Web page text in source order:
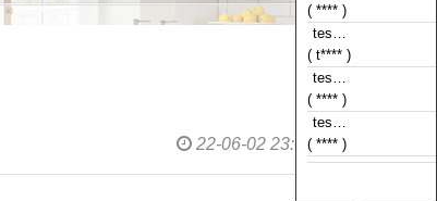
22-06-02 23:00
( **** )
tes…
( t**** )
tes…
( **** )
tes…
( **** )
tes…